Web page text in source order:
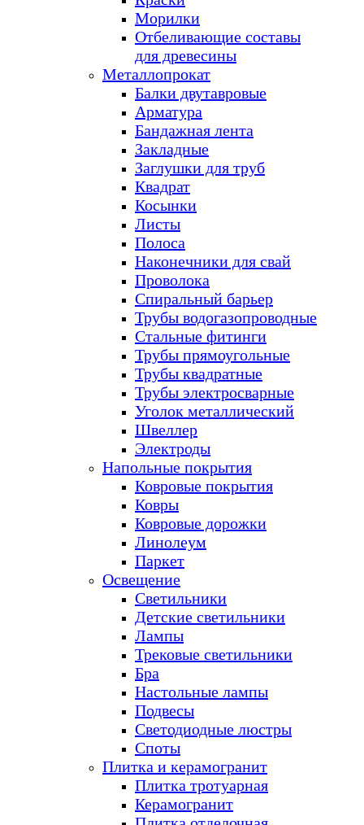
Морилки
Отбеливающие составы
для древесины
Металлопрокат
Балки двутавровые
Арматура
Бандажная лента
Закладные
Заглушки для труб
Квадрат
Косынки
Листы
Полоса
Наконечники для свай
Проволока
Спиральный барьер
Трубы водогазопроводные
Стальные фитинги
Трубы прямоугольные
Трубы квадратные
Трубы электросварные
Уголок металлический
Швеллер
Электроды
Напольные покрытия
Ковровые покрытия
Ковры
Ковровые дорожки
Линолеум
Паркет
Освещение
Светильники
Детские светильники
Лампы
Трековые светильники
Бра
Настольные лампы
Подвесы
Светодиодные люстры
Споты
Плитка и керамогранит
Плитка тротуарная
Керамогранит